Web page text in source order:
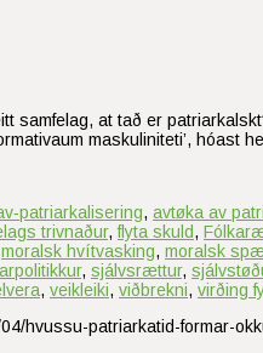
samfelag, at tað er
maskuliniteti’,
, avtøka av
trivnaður,flyta skuld,
moralsk hvítvasking, moralsk
, sjálvsrættur,
, veikleiki, viðbrekni, virðing
hvussu-patriarkatid-formar-